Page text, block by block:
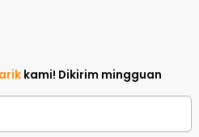
kami! Dikirim mingguan